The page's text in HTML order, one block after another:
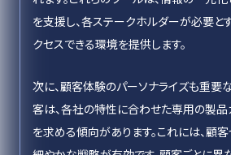
を支援し、各ステークホルダーが必要と
クセスできる環境を提供します。
次に、顧客体験のパーソナライズも重要
客は、各社の特性に合わせた専用の製
を求める傾向があります。これには、顧